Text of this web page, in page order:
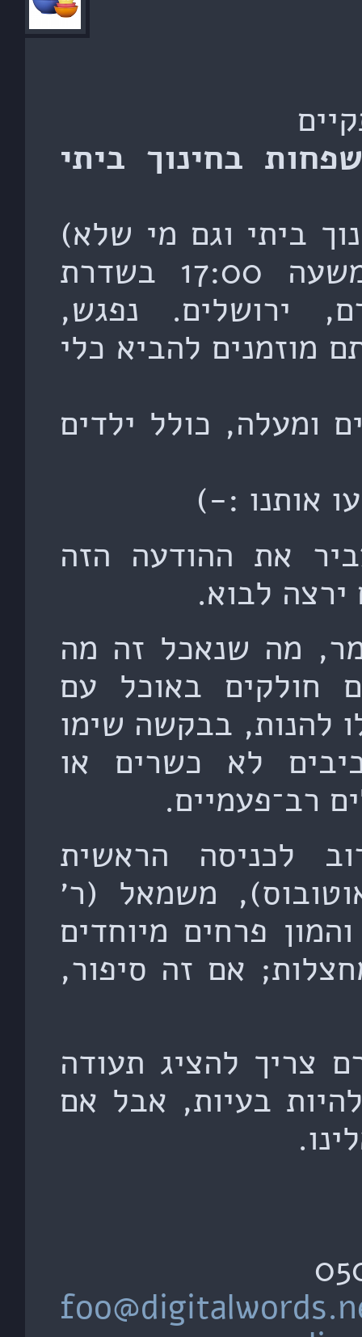
בחינוך ביתי
ביתי וגם מי שלא)
לארוחה, שתתקיים החל משעה 17:00 בשדרת
ירושלים. נפגש,
מוזמנים להביא כלי
ומעלה, כולל ילדים
אותנו :-)
את ההודעה הזה
לבוא.
מה שנאכל זה מה
חולקים באוכל עם
להנות, בבקשה שימו
לא כשרים או
רב־פעמיים.
לכניסה הראשית
משמאל (ר׳
פרחים מיוחדים
אם זה סיפור,
צריך להציג תעודה
בעיות, אבל אם